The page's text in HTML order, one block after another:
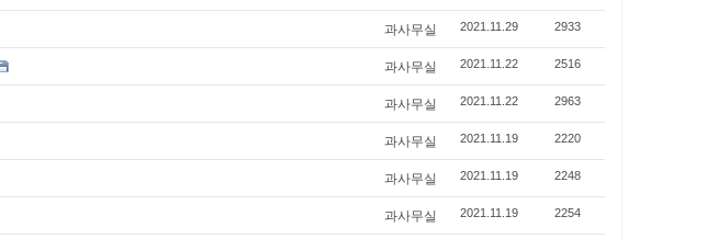
과사무실 2021.11.29 2933
과사무실 2021.11.22 2516
과사무실 2021.11.22 2963
과사무실 2021.11.19 2220
과사무실 2021.11.19 2248
과사무실 2021.11.19 2254